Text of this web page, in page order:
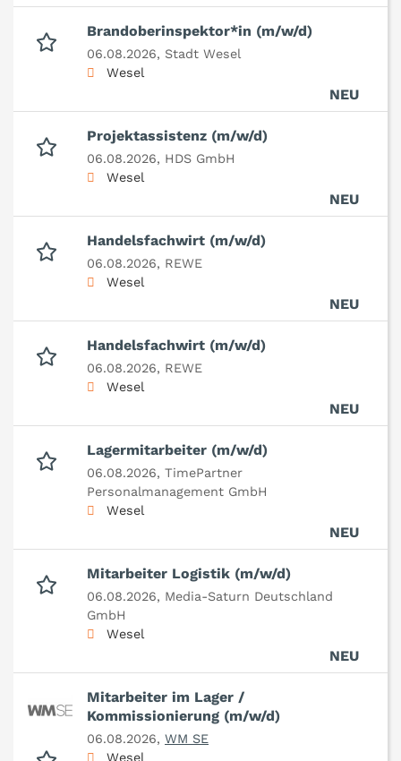
Brandoberinspektor*in (m/w/d)
06.08.2026, Stadt Wesel
Wesel
NEU
Projektassistenz (m/w/d)
06.08.2026, HDS GmbH
Wesel
NEU
Handelsfachwirt (m/w/d)
06.08.2026, REWE
Wesel
NEU
Handelsfachwirt (m/w/d)
06.08.2026, REWE
Wesel
NEU
Lagermitarbeiter (m/w/d)
06.08.2026, TimePartner
Personalmanagement GmbH
Wesel
NEU
Mitarbeiter Logistik (m/w/d)
06.08.2026, Media-Saturn Deutschland
GmbH
Wesel
NEU
Mitarbeiter im Lager /
Kommissionierung (m/w/d)
06.08.2026, WM SE
Wesel